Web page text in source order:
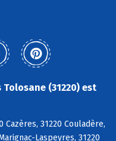
(31220) est
Cazères, 31220 Couladère,
Laspeyres, 31220